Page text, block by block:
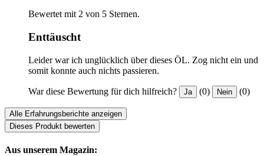
Bewertet mit 2 von 5 Sternen.
Enttäuscht
Leider war ich unglücklich über dieses ÖL. Zog nicht ein und
somit konnte auch nichts passieren.
War diese Bewertung für dich hilfreich? Ja (0) Nein (0)
Alle Erfahrungsberichte anzeigen
Dieses Produkt bewerten
Aus unserem Magazin: